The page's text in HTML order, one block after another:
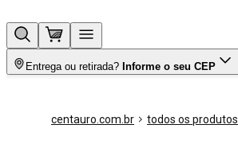
Entrega ou retirada? Informe o seu CEP
centauro.com.br todos os produtos